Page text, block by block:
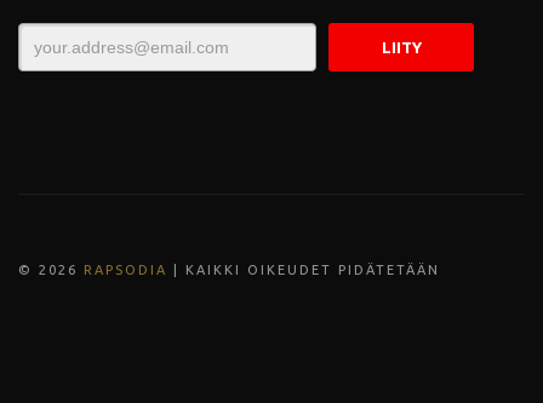
© 202 6 RAPSODIA | KAIKKI OIKEUDET PIDÄTETÄÄN